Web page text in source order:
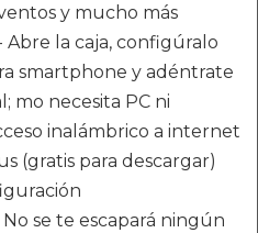
y mucho más
la caja, configúralo
smartphone y adéntrate
mo necesita PC ni
inalámbrico a internet
(gratis para descargar)
se te escapará ningún